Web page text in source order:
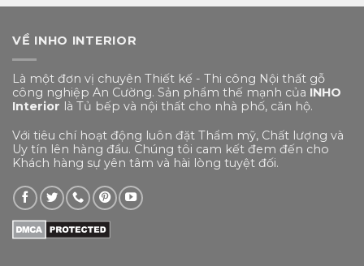
VỀ INHO INTERIOR
Là một đơn vị chuyên Thiết kế - Thi công Nội thất gỗ
công nghiệp An Cường. Sản phẩm thế mạnh của INHO
Interior là Tủ bếp và nội thất cho nhà phố, căn hộ.
Với tiêu chí hoạt động luôn đặt Thẩm mỹ, Chất lượng và
Uy tín lên hàng đầu. Chúng tôi cam kết đem đến cho
Khách hàng sự yên tâm và hài lòng tuyệt đối.